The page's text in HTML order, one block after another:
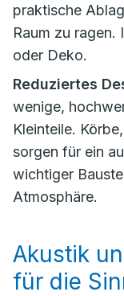
praktische
Raum zu ragen.
oder Deko.
Reduziertes
wenige,
Kleinteile.
sorgen für ein
wichtiger
Atmosphäre.
Akustik
für die